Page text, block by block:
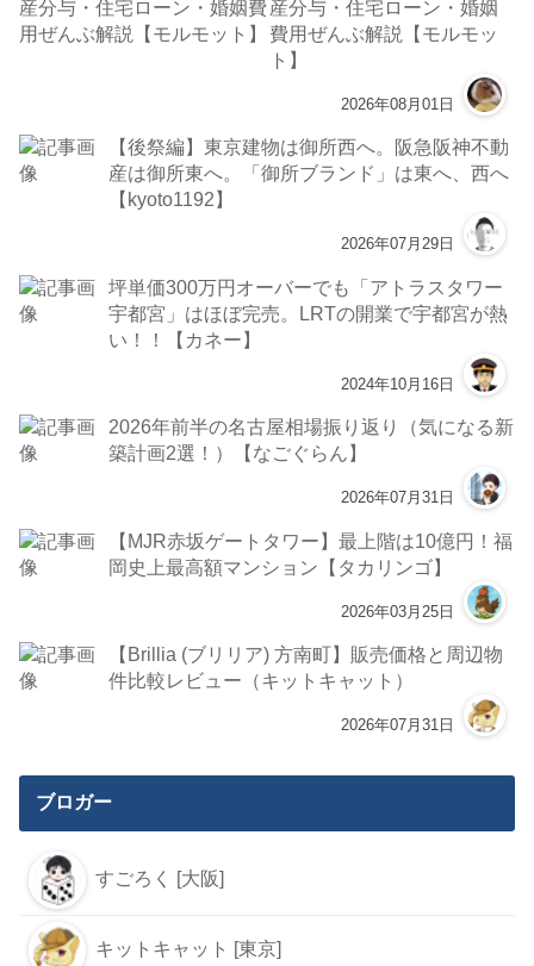
産分与・住宅ローン・婚姻
費用ぜんぶ解説【モルモッ
ト】
2026年08月01日
【後祭編】東京建物は御所西へ。阪急阪神不動
産は御所東へ。「御所ブランド」は東へ、西へ
【kyoto1192】
2026年07月29日
坪単価300万円オーバーでも「アトラスタワー
宇都宮」はほぼ完売。LRTの開業で宇都宮が熱
い！！【カネー】
2024年10月16日
2026年前半の名古屋相場振り返り（気になる新
築計画2選！）【なごぐらん】
2026年07月31日
【MJR赤坂ゲートタワー】最上階は10億円！福
岡史上最高額マンション【タカリンゴ】
2026年03月25日
【Brillia (ブリリア) 方南町】販売価格と周辺物
件比較レビュー（キットキャット）
2026年07月31日
ブロガー
すごろく [大阪]
キットキャット [東京]